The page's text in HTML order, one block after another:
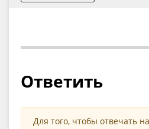
Ответить
Для того, чтобы отвечать